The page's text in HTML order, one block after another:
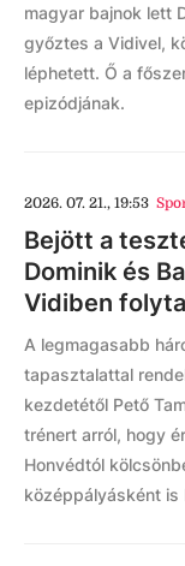
magyar bajnok lett
győztes a Vidivel,
léphetett. Ő a
epizódjának.
2026. 07. 21., 19:53
Bejött a
Dominik és
Vidiben
A legmagasabb
tapasztalattal
kezdetétől Pető
trénert arról, hogy
Honvédtól
középpályásként is